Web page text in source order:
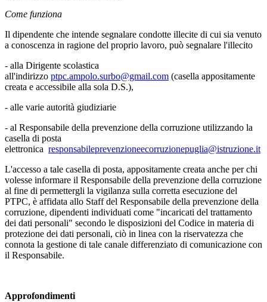
Come funziona
Il dipendente che intende segnalare condotte illecite di cui sia venuto
a conoscenza in ragione del proprio lavoro, può segnalare l'illecito
- alla Dirigente scolastica
all'indirizzo ptpc.ampolo.surbo@gmail.com (casella appositamente
creata e accessibile alla sola D.S.),
- alle varie autorità giudiziarie
- al Responsabile della prevenzione della corruzione utilizzando la
casella di posta
elettronica responsabileprevenzioneecorruzionepuglia@istruzione.it
L'accesso a tale casella di posta, appositamente creata anche per chi
volesse informare il Responsabile della prevenzione della corruzione
al fine di permettergli la vigilanza sulla corretta esecuzione del
PTPC, è affidata allo Staff del Responsabile della prevenzione della
corruzione, dipendenti individuati come "incaricati del trattamento
dei dati personali" secondo le disposizioni del Codice in materia di
protezione dei dati personali, ciò in linea con la riservatezza che
connota la gestione di tale canale differenziato di comunicazione con
il Responsabile.
Approfondimenti